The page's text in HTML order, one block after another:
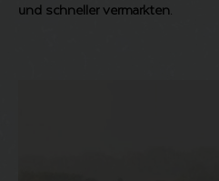
und schneller vermarkten